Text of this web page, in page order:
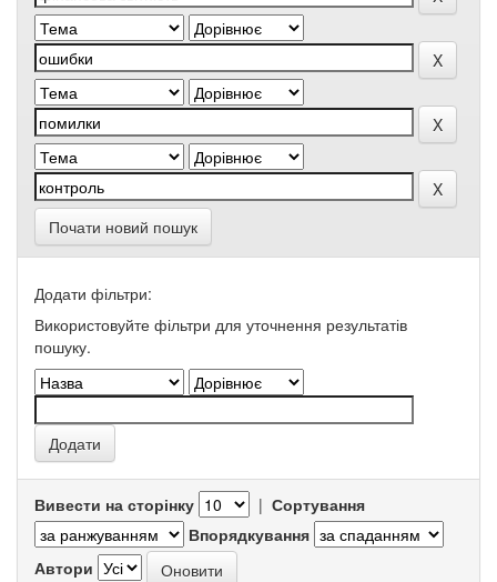
Почати новий пошук
Додати фільтри:
Використовуйте фільтри для уточнення результатів
пошуку.
Вивести на сторінку | Сортування
Впорядкування
Автори